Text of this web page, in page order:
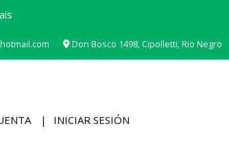
Don Bosco 1498, Cipolletti, Rio Negro
INICIAR SESIÓN